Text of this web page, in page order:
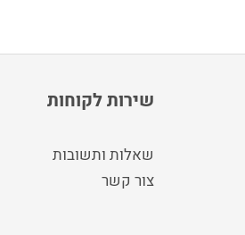
שירות לקוחות
שאלות ותשובות
צור קשר